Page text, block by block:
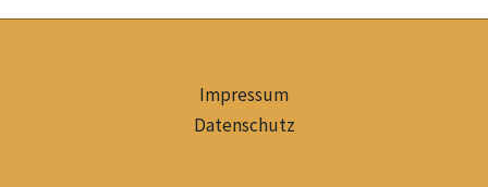
Impressum
Datenschutz